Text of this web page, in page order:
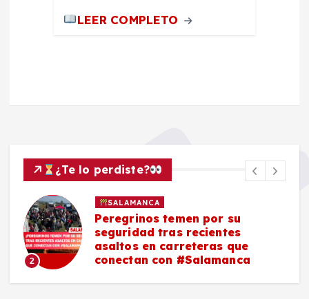
LEER COMPLETO
¿Te lo perdiste?
2
SALAMANCA
Peregrinos temen por su
seguridad tras recientes
asaltos en carreteras que
conectan con #Salamanca